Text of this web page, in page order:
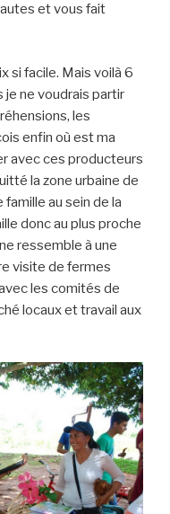
et vous fait
si facile. Mais voilà 6
je ne voudrais partir
les
enfin où est ma
avec ces producteurs
la zone urbaine de
au sein de la
donc au plus proche
ressemble à une
visite de fermes
les comités de
locaux et travail aux